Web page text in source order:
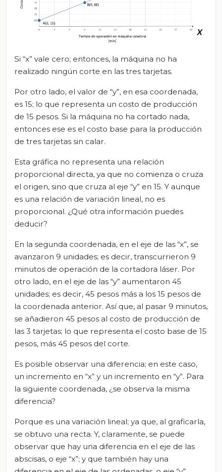
Si “x” vale cero; entonces, la máquina no ha
realizado ningún corte en las tres tarjetas.
Por otro lado, el valor de “y”, en esa coordenada,
es 15; lo que representa un costo de producción
de 15 pesos. Si la máquina no ha cortado nada,
entonces ese es el costo base para la producción
de tres tarjetas sin calar.
Esta gráfica no representa una relación
proporcional directa, ya que no comienza o cruza
el origen, sino que cruza al eje “y” en 15. Y aunque
es una relación de variación lineal, no es
proporcional. ¿Qué otra información puedes
deducir?
En la segunda coordenada, en el eje de las “x”, se
avanzaron 9 unidades; es decir, transcurrieron 9
minutos de operación de la cortadora láser. Por
otro lado, en el eje de las “y” aumentaron 45
unidades; es decir, 45 pesos más a los 15 pesos de
la coordenada anterior. Así que, al pasar 9 minutos,
se añadieron 45 pesos al costo de producción de
las 3 tarjetas; lo que representa el costo base de 15
pesos, más 45 pesos del corte.
Es posible observar una diferencia; en este caso,
un incremento en “x” y un incremento en “y”. Para
la siguiente coordenada, ¿se observa la misma
diferencia?
Porque es una variación lineal; ya que, al graficarla,
se obtuvo una recta. Y, claramente, se puede
observar que hay una diferencia en el eje de las
abscisas, o eje “x”; y que también hay una